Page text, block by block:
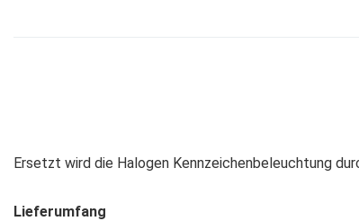
Ersetzt wird die Halogen Kennzeichenbeleuchtung
Lieferumfang